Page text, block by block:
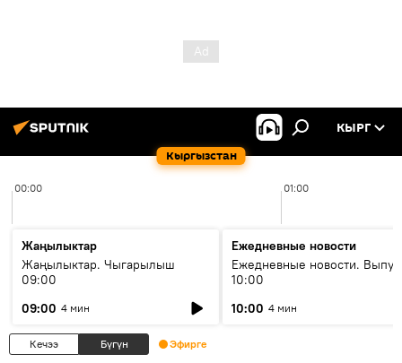
Кыргызстан
КЫРГ
00:00 01:00
Жаңылыктар
Жаңылыктар. Чыгарылыш
09:00
09:00 4 мин
Ежедневные новости
Ежедневные новости.
10:00
10:00 4 мин
Кечээ Бүгүн Эфирге